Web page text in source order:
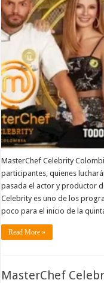
MasterChef Celebrity
participantes, quienes
pasada el actor y productor
Celebrity es uno de los
poco para el inicio de la
Read More »
MasterChef